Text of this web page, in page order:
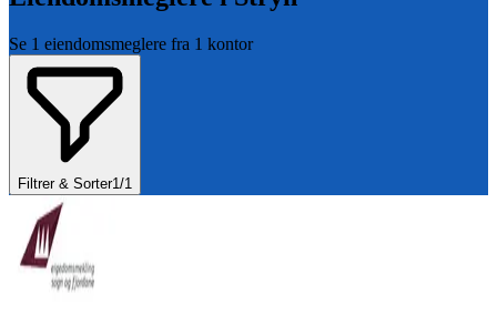
Se 1 eiendomsmeglere fra 1 kontor
Filtrer & Sorter1/1